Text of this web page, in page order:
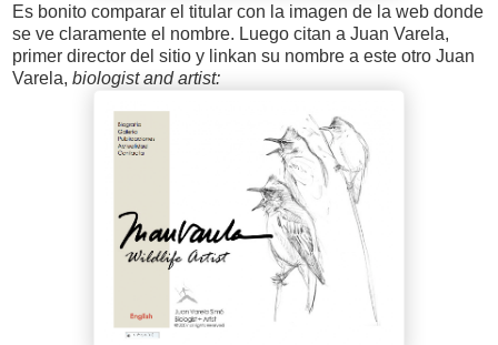
Es bonito comparar el titular con la imagen de la web donde
se ve claramente el nombre. Luego citan a Juan Varela,
primer director del sitio y linkan su nombre a este otro Juan
Varela, biologist and artist: